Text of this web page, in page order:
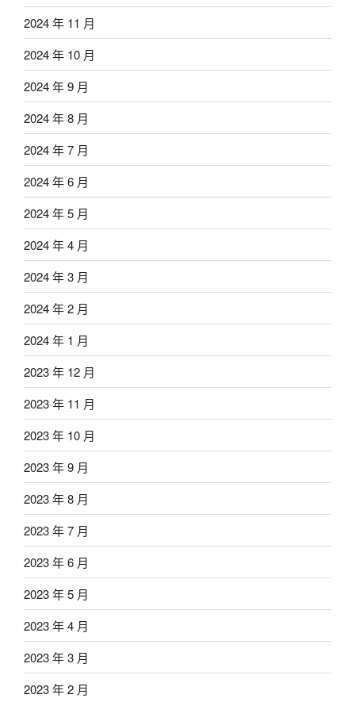
2024 年 11 月
2024 年 10 月
2024 年 9 月
2024 年 8 月
2024 年 7 月
2024 年 6 月
2024 年 5 月
2024 年 4 月
2024 年 3 月
2024 年 2 月
2024 年 1 月
2023 年 12 月
2023 年 11 月
2023 年 10 月
2023 年 9 月
2023 年 8 月
2023 年 7 月
2023 年 6 月
2023 年 5 月
2023 年 4 月
2023 年 3 月
2023 年 2 月